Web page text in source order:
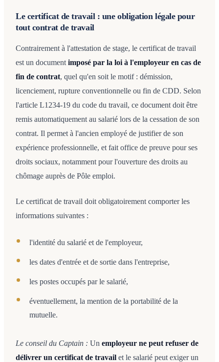
Le certificat de travail : une obligation légale pour
tout contrat de travail
Contrairement à l'attestation de stage, le certificat de travail
est un document imposé par la loi à l'employeur en cas de
fin de contrat, quel qu'en soit le motif : démission,
licenciement, rupture conventionnelle ou fin de CDD. Selon
l'article L1234-19 du code du travail, ce document doit être
remis automatiquement au salarié lors de la cessation de son
contrat. Il permet à l'ancien employé de justifier de son
expérience professionnelle, et fait office de preuve pour ses
droits sociaux, notamment pour l'ouverture des droits au
chômage auprès de Pôle emploi.
Le certificat de travail doit obligatoirement comporter les
informations suivantes :
l'identité du salarié et de l'employeur,
les dates d'entrée et de sortie dans l'entreprise,
les postes occupés par le salarié,
éventuellement, la mention de la portabilité de la
mutuelle.
Le conseil du Captain : Un employeur ne peut refuser de
délivrer un certificat de travail et le salarié peut exiger un